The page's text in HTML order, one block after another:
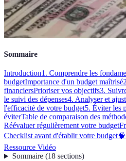
Sommaire
Introduction1. Comprendre les
budgetImportance d'un budget maîtrisé
financiersPrioriser vos objectifs3.
le suivi des dépenses4. Analyser et
l'efficacité de votre budget5. Éviter les
éviterTable de comparaison des
Réévaluer régulièrement votre budget
Checklist avant d'établir votre budget
Ressource Vidéo
Sommaire(18 sections)